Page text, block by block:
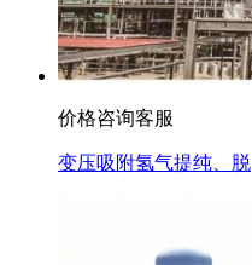
价格咨询客服
变压吸附氢气提纯、脱